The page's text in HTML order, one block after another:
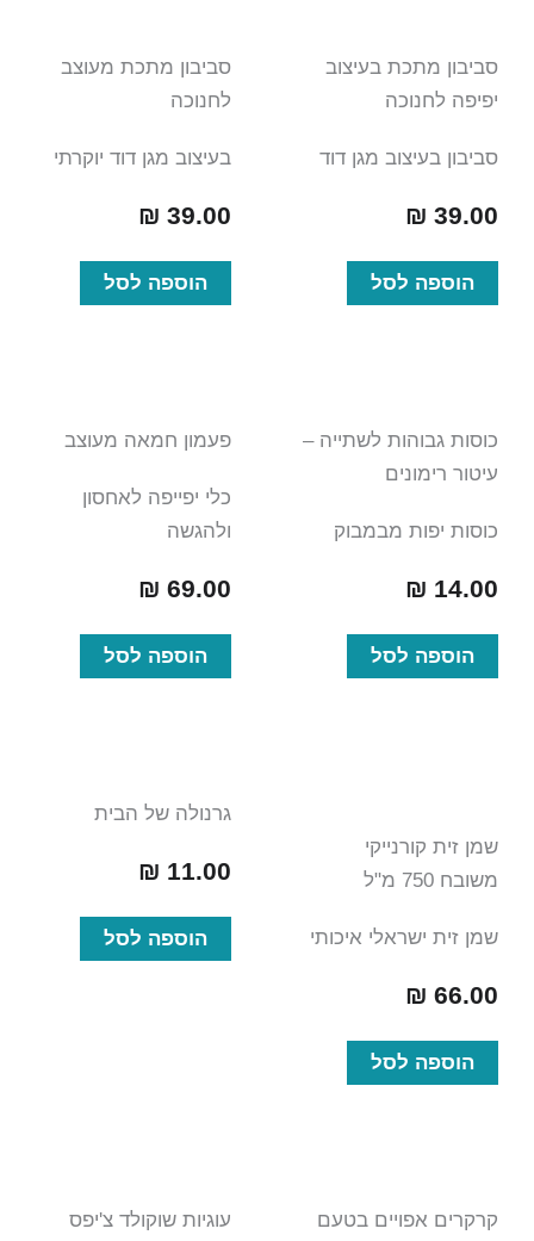
סביבון מתכת בעיצוב
יפיפה לחנוכה
סביבון בעיצוב מגן דוד
₪ 39.00
הוספה לסל
סביבון מתכת מעוצב
לחנוכה
בעיצוב מגן דוד יוקרתי
₪ 39.00
הוספה לסל
כוסות גבוהות לשתייה –
עיטור רימונים
כוסות יפות מבמבוק
₪ 14.00
הוספה לסל
פעמון חמאה מעוצב
כלי יפייפה לאחסון
ולהגשה
₪ 69.00
הוספה לסל
שמן זית קורנייקי
משובח 750 מ"ל
שמן זית ישראלי איכותי
₪ 66.00
הוספה לסל
גרנולה של הבית
₪ 11.00
הוספה לסל
קרקרים אפויים בטעם
עוגיות שוקולד צ'יפס